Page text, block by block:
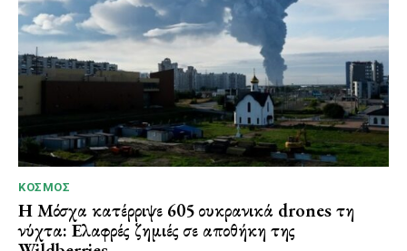
ΚΌΣΜΟΣ
Η Μόσχα κατέρριψε 605 ουκρανικά drones τη
νύχτα: Ελαφρές ζημιές σε αποθήκη της